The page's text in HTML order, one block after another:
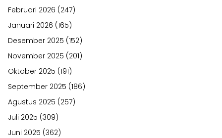
Februari 2026 (247)
Januari 2026 (165)
Desember 2025 (152)
November 2025 (201)
Oktober 2025 (191)
September 2025 (186)
Agustus 2025 (257)
Juli 2025 (309)
Juni 2025 (362)